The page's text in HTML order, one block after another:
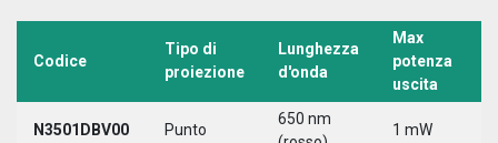
Codice
Tipo di
proiezione
Lunghezza
d'onda
Max
potenza
uscita
N3501DBV00 Punto
650 nm
1 mW